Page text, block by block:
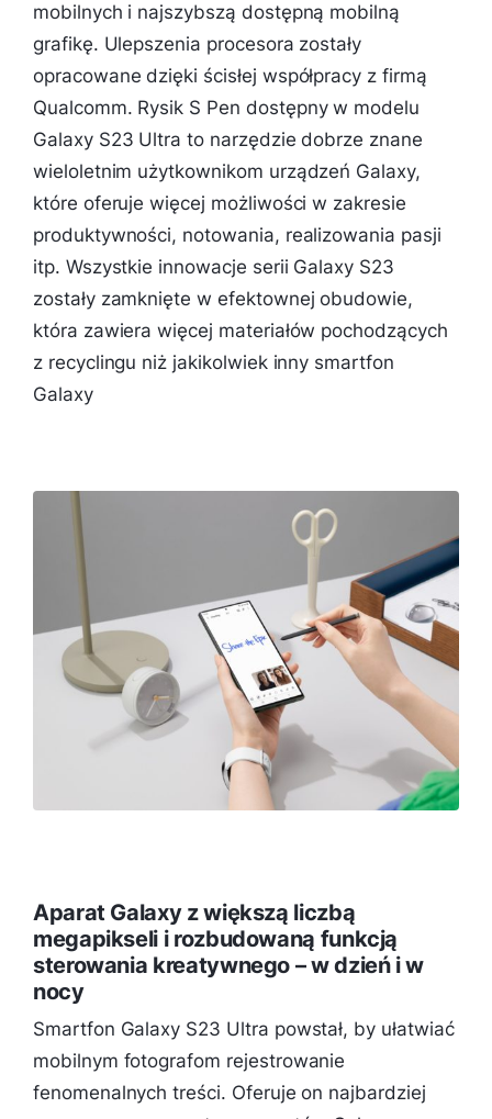
mobilnych i najszybszą dostępną mobilną
grafikę. Ulepszenia procesora zostały
opracowane dzięki ścisłej współpracy z firmą
Qualcomm. Rysik S Pen dostępny w modelu
Galaxy S23 Ultra to narzędzie dobrze znane
wieloletnim użytkownikom urządzeń Galaxy,
które oferuje więcej możliwości w zakresie
produktywności, notowania, realizowania pasji
itp. Wszystkie innowacje serii Galaxy S23
zostały zamknięte w efektownej obudowie,
która zawiera więcej materiałów pochodzących
z recyclingu niż jakikolwiek inny smartfon
Galaxy
Aparat Galaxy z większą liczbą
megapikseli i rozbudowaną funkcją
sterowania kreatywnego – w dzień i w
nocy
Smartfon Galaxy S23 Ultra powstał, by ułatwiać
mobilnym fotografom rejestrowanie
fenomenalnych treści. Oferuje on najbardziej